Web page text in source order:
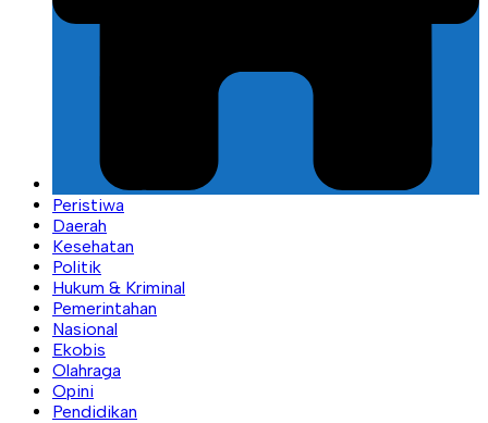
Peristiwa
Daerah
Kesehatan
Politik
Hukum & Kriminal
Pemerintahan
Nasional
Ekobis
Olahraga
Opini
Pendidikan